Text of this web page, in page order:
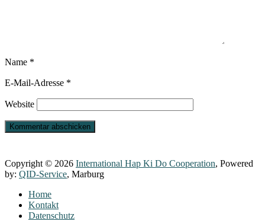
Name *
E-Mail-Adresse *
Website
Copyright © 2026 International Hap Ki Do Cooperation, Powered
by: QID-Service, Marburg
Home
Kontakt
Datenschutz